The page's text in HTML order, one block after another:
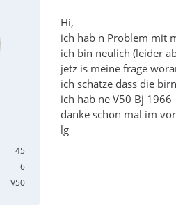
45
6
V50
Hi,
ich hab n Problem mit
ich bin neulich (leider
jetz is meine frage
ich schätze dass die
ich hab ne V50 Bj 1966
danke schon mal im
lg